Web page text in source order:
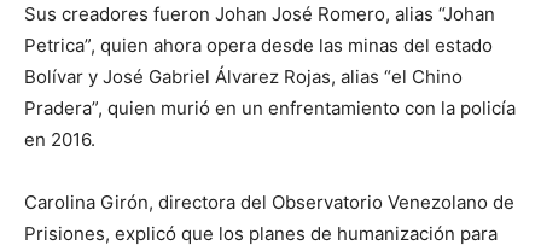
Sus creadores fueron Johan José Romero, alias “Johan
Petrica”, quien ahora opera desde las minas del estado
Bolívar y José Gabriel Álvarez Rojas, alias “el Chino
Pradera”, quien murió en un enfrentamiento con la policía
en 2016.
Carolina Girón, directora del Observatorio Venezolano de
Prisiones, explicó que los planes de humanización para